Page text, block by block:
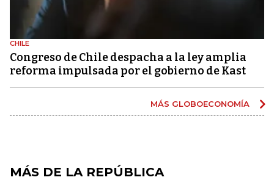
CHILE
Congreso de Chile despacha a la ley amplia
reforma impulsada por el gobierno de Kast
MÁS GLOBOECONOMÍA
MÁS DE LA REPÚBLICA